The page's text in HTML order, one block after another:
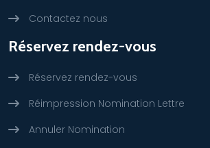
Contactez nous
Réservez rendez-vous
Réservez rendez-vous
Réimpression Nomination Lettre
Annuler Nomination